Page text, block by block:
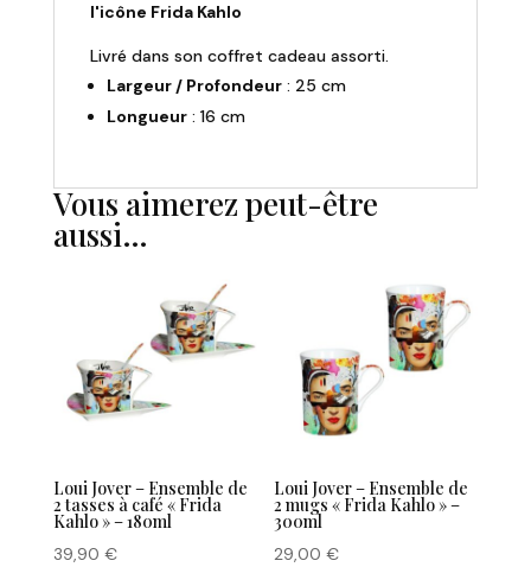
l'icône Frida Kahlo
Livré dans son coffret cadeau assorti.
Largeur / Profondeur: 25 cm
Longueur: 16 cm
Vous aimerez peut-être
aussi…
Loui Jover – Ensemble de
2 tasses à café « Frida
Kahlo » – 180ml
39,90 €
Loui Jover – Ensemble de
2 mugs « Frida Kahlo » –
300ml
29,00€